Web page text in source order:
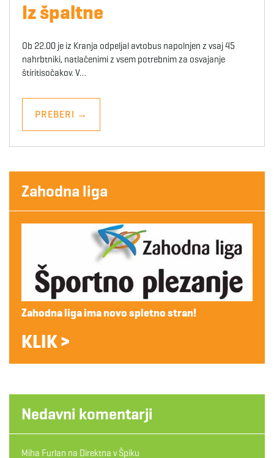
Iz špaltne
Ob 22.00 je iz Kranja odpeljal avtobus napolnjen z vsaj 45
nahrbtniki, natlačenimi z vsem potrebnim za osvajanje
štiritisočakov. V…
PREBERI →
Zahodna liga
Zahodna liga ima novo spletno stran!
KLIK >
Nedavni komentarji
Miha Furlan na Direktna v Špiku